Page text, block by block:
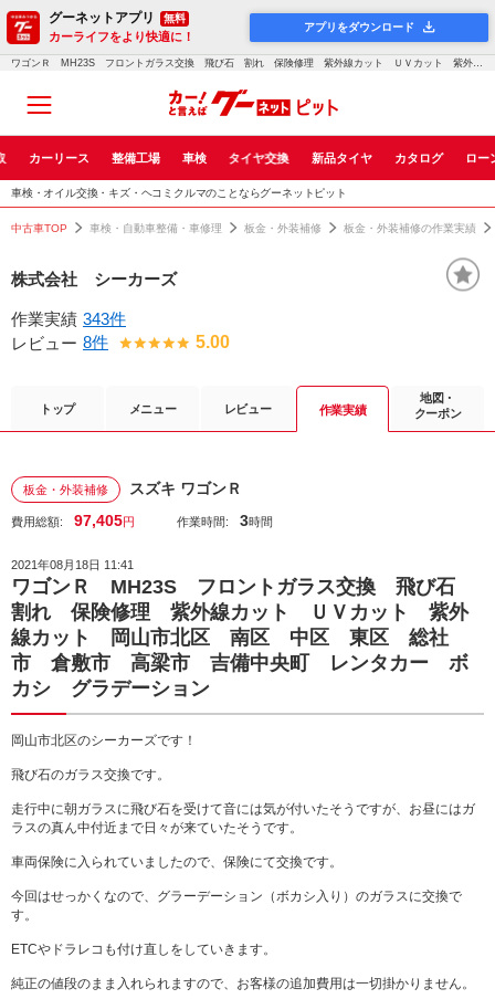
グーネットアプリ 無料
カーライフをより快適に！
アプリをダウンロード
ワゴンＲ MH23S フロントガラス交換 飛び石 割れ 保険修理 紫外線カット ＵＶカット 紫外線カット 岡山市北区 南区 中区 東区 総社市 倉敷市 高梁市 吉備中央町 レンタカー ボカシ グラデーション｜車検・点検・修理のグーネットピット
カーリース 整備工場 車検 タイヤ交換 新品タイヤ カタログ ロー
車検・オイル交換・キズ・ヘコミクルマのことならグーネットピット
中古車TOP 車検・自動車整備・車修理 板金・外装補修 板金・外装補修の作業実績
株式会社 シーカーズ
作業実績 343件
レビュー 8件 5.00
トップ メニュー レビュー 作業実績
地図・
クーポン
板金・外装補修 スズキ ワゴンＲ
費用総額: 97,405円 作業時間: 3時間
2021年08月18日 11:41
ワゴンＲ MH23S フロントガラス交換 飛び石
割れ 保険修理 紫外線カット ＵＶカット 紫外
線カット 岡山市北区 南区 中区 東区 総社
市 倉敷市 高梁市 吉備中央町 レンタカー ボ
カシ グラデーション
岡山市北区のシーカーズです！
飛び石のガラス交換です。
走行中に朝ガラスに飛び石を受けて音には気が付いたそうですが、お昼にはガ
ラスの真ん中付近まで日々が来ていたそうです。
車両保険に入られていましたので、保険にて交換です。
今回はせっかくなので、グラーデーション（ボカシ入り）のガラスに交換で
す。
ETCやドラレコも付け直しをしていきます。
純正の値段のまま入れられますので、お客様の追加費用は一切掛かりません。